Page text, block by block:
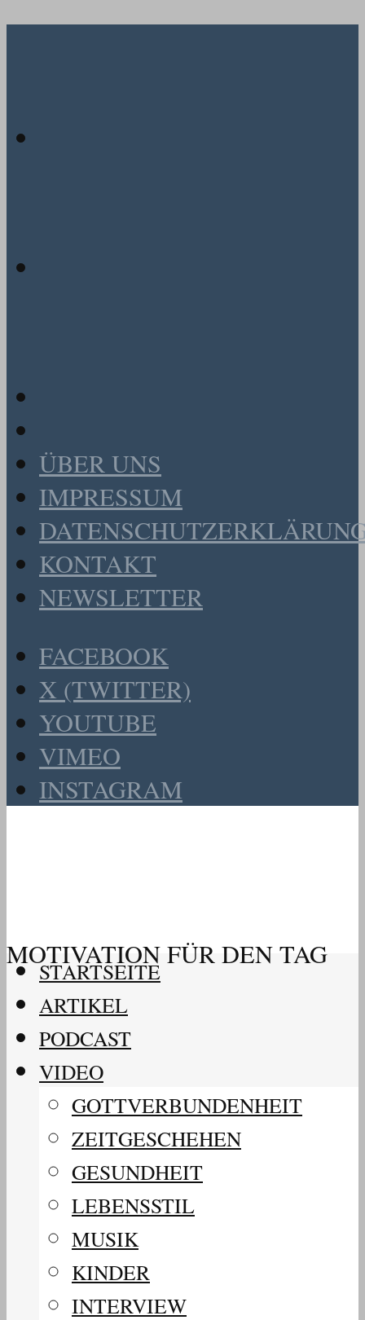
ÜBER UNS
IMPRESSUM
KONTAKT
NEWSLETTER
FACEBOOK
X (TWITTER)
YOUTUBE
VIMEO
INSTAGRAM
MOTIVATION FÜR DEN TAG
STARTSEITE
ARTIKEL
PODCAST
VIDEO
GOTTVERBUNDENHEIT
ZEITGESCHEHEN
GESUNDHEIT
LEBENSSTIL
MUSIK
KINDER
INTERVIEW